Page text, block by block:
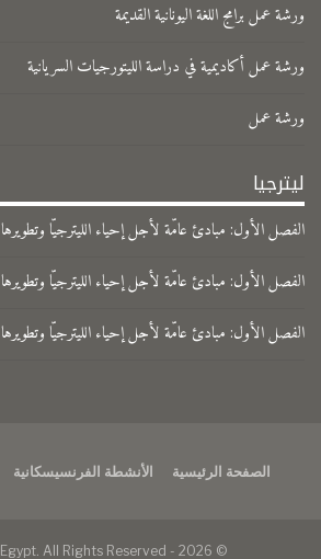
ورشة عمل برامج اللغة اليونانية القديمة
ورشة عمل أكاديمية في دراسة الليتورجيات السريانية
ورشة عمل
ليترجيا
الفصل الأول: مبادئ عامّة لأجل إحياء الليترجيّا وتطويرها
الفصل الأول: مبادئ عامّة لأجل إحياء الليترجيّا وتطويرها
الفصل الأول: مبادئ عامّة لأجل إحياء الليترجيّا وتطويرها
الصفحة الرئيسية الأنشطة الفرنسيسكانية
© 2026 - Franciscan Egypt. All Rights Reserved.